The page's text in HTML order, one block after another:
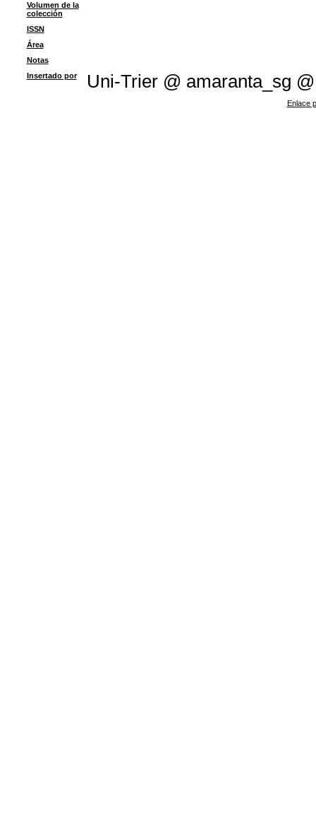
Volumen de la
colección
ISSN
Área
Notas
Insertado por
Uni-Trier @ amaranta_sg
Enlace